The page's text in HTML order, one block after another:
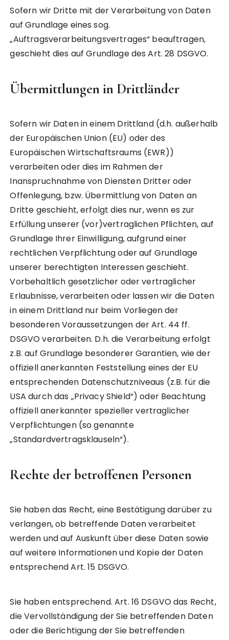
Sofern wir Dritte mit der Verarbeitung von Daten
auf Grundlage eines sog.
„Auftragsverarbeitungsvertrages“ beauftragen,
geschieht dies auf Grundlage des Art. 28 DSGVO.
Übermittlungen in Drittländer
Sofern wir Daten in einem Drittland (d.h. außerhalb
der Europäischen Union (EU) oder des
Europäischen Wirtschaftsraums (EWR))
verarbeiten oder dies im Rahmen der
Inanspruchnahme von Diensten Dritter oder
Offenlegung, bzw. Übermittlung von Daten an
Dritte geschieht, erfolgt dies nur, wenn es zur
Erfüllung unserer (vor)vertraglichen Pflichten, auf
Grundlage Ihrer Einwilligung, aufgrund einer
rechtlichen Verpflichtung oder auf Grundlage
unserer berechtigten Interessen geschieht.
Vorbehaltlich gesetzlicher oder vertraglicher
Erlaubnisse, verarbeiten oder lassen wir die Daten
in einem Drittland nur beim Vorliegen der
besonderen Voraussetzungen der Art. 44 ff.
DSGVO verarbeiten. D.h. die Verarbeitung erfolgt
z.B. auf Grundlage besonderer Garantien, wie der
offiziell anerkannten Feststellung eines der EU
entsprechenden Datenschutzniveaus (z.B. für die
USA durch das „Privacy Shield“) oder Beachtung
offiziell anerkannter spezieller vertraglicher
Verpflichtungen (so genannte
„Standardvertragsklauseln“).
Rechte der betroffenen Personen
Sie haben das Recht, eine Bestätigung darüber zu
verlangen, ob betreffende Daten verarbeitet
werden und auf Auskunft über diese Daten sowie
auf weitere Informationen und Kopie der Daten
entsprechend Art. 15 DSGVO.
Sie haben entsprechend. Art. 16 DSGVO das Recht,
die Vervollständigung der Sie betreffenden Daten
oder die Berichtigung der Sie betreffenden